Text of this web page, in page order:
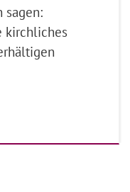
sagen:
kirchliches